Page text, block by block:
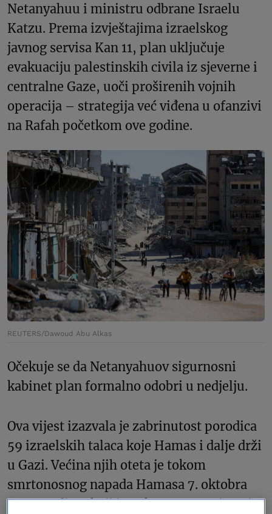
Netanyahuu i ministru odbrane Israelu
Katzu. Prema izvještajima izraelskog
javnog servisa Kan 11, plan uključuje
evakuaciju palestinskih civila iz sjeverne i
centralne Gaze, uoči proširenih vojnih
operacija – strategija već viđena u ofanzivi
na Rafah početkom ove godine.
REUTERS/Dawoud Abu Alkas
Očekuje se da Netanyahuov sigurnosni
kabinet plan formalno odobri u nedjelju.
Ova vijest izazvala je zabrinutost porodica
59 izraelskih talaca koje Hamas i dalje drži
u Gazi. Većina njih oteta je tokom
smrtonosnog napada Hamasa 7. oktobra
2023. godine, koji je pokrenuo 18 mjeseci